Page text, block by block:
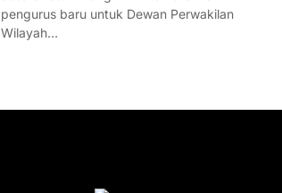
pengurus baru untuk Dewan Perwakilan
Wilayah…